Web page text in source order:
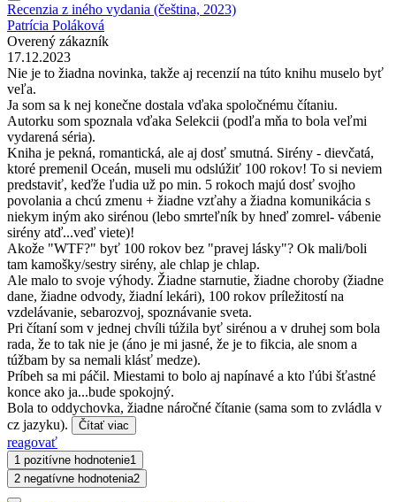
Recenzia z iného vydania (čeština, 2023)
Patrícia Poláková
Overený zákazník
17.12.2023
Nie je to žiadna novinka, takže aj recenzií na túto knihu muselo byť
veľa.
Ja som sa k nej konečne dostala vďaka spoločnému čítaniu.
Autorku som spoznala vďaka Selekcii (podľa mňa to bola veľmi
vydarená séria).
Kniha je pekná, romantická, ale aj dosť smutná. Sirény - dievčatá,
ktoré premenil Oceán, museli mu odslúžiť 100 rokov! To si neviem
predstaviť, keďže ľudia už po min. 5 rokoch majú dosť svojho
povolania a chcú zmenu + žiadne vzťahy a žiadna komunikácia s
niekym iným ako sirénou (lebo smrteľník by hneď zomrel- vábenie
sirény atď...veď viete)!
Akože "WTF?" byť 100 rokov bez "pravej lásky"? Ok mali/boli
tam kamošky/sestry sirény, ale chlap je chlap.
Ale malo to svoje výhody. Žiadne starnutie, žiadne choroby (žiadne
dane, žiadne odvody, žiadní lekári), 100 rokov príležitostí na
vzdelávanie, sebarozvoj, spoznávanie sveta.
Pri čítaní som v jednej chvíli túžila byť sirénou a v druhej som bola
rada, že to tak nie je (áno je mi jasné, že je to fikcia, ale snom a
túžbam by sa nemali klásť medze).
Príbeh sa mi páčil. Miestami to bolo aj napínavé a kto ľúbi šťastné
konce ako ja...bude spokojný.
Bola to oddychovka, žiadne náročné čítanie (sama som to zvládla v
cz jazyku).
Čítať viac
reagovať
1 pozitívne hodnotenie1
2 negatívne hodnotenia2